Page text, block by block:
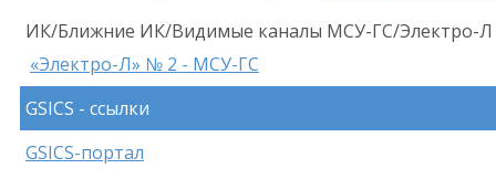
ИК/Ближние ИК/Видимые каналы МСУ-ГС/Электро-
«Электро-Л» № 2 - МСУ-ГС
GSICS - ссылки
GSICS-портал